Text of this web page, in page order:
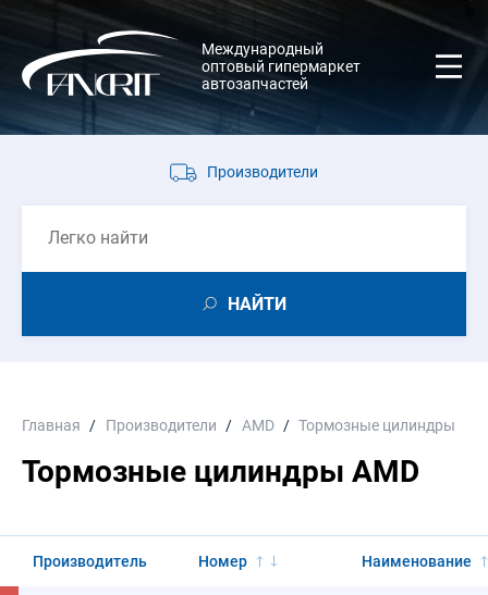
Международный
оптовый гипермаркет
автозапчастей
Производители
НАЙТИ
Главная Производители AMD Тормозные цилиндры
Тормозные цилиндры AMD
Производитель Номер Наименование